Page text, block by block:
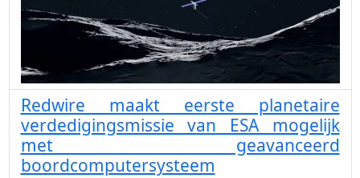
Redwire maakt eerste planetaire
verdedigingsmissie van ESA mogelijk
met geavanceerd
boordcomputersysteem